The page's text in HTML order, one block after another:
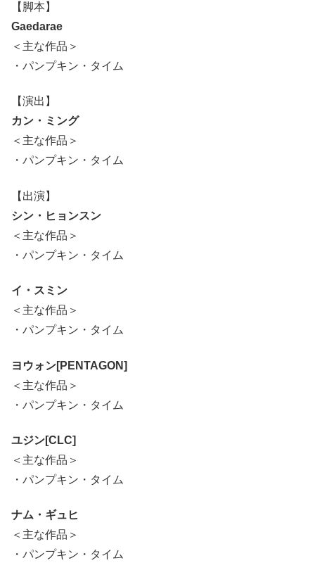
【脚本】
Gaedarae
＜主な作品＞
・パンプキン・タイム
【演出】
カン・ミング
＜主な作品＞
・パンプキン・タイム
【出演】
シン・ヒョンスン
＜主な作品＞
・パンプキン・タイム
イ・スミン
＜主な作品＞
・パンプキン・タイム
ヨウォン[PENTAGON]
＜主な作品＞
・パンプキン・タイム
ユジン[CLC]
＜主な作品＞
・パンプキン・タイム
ナム・ギュヒ
＜主な作品＞
・パンプキン・タイム